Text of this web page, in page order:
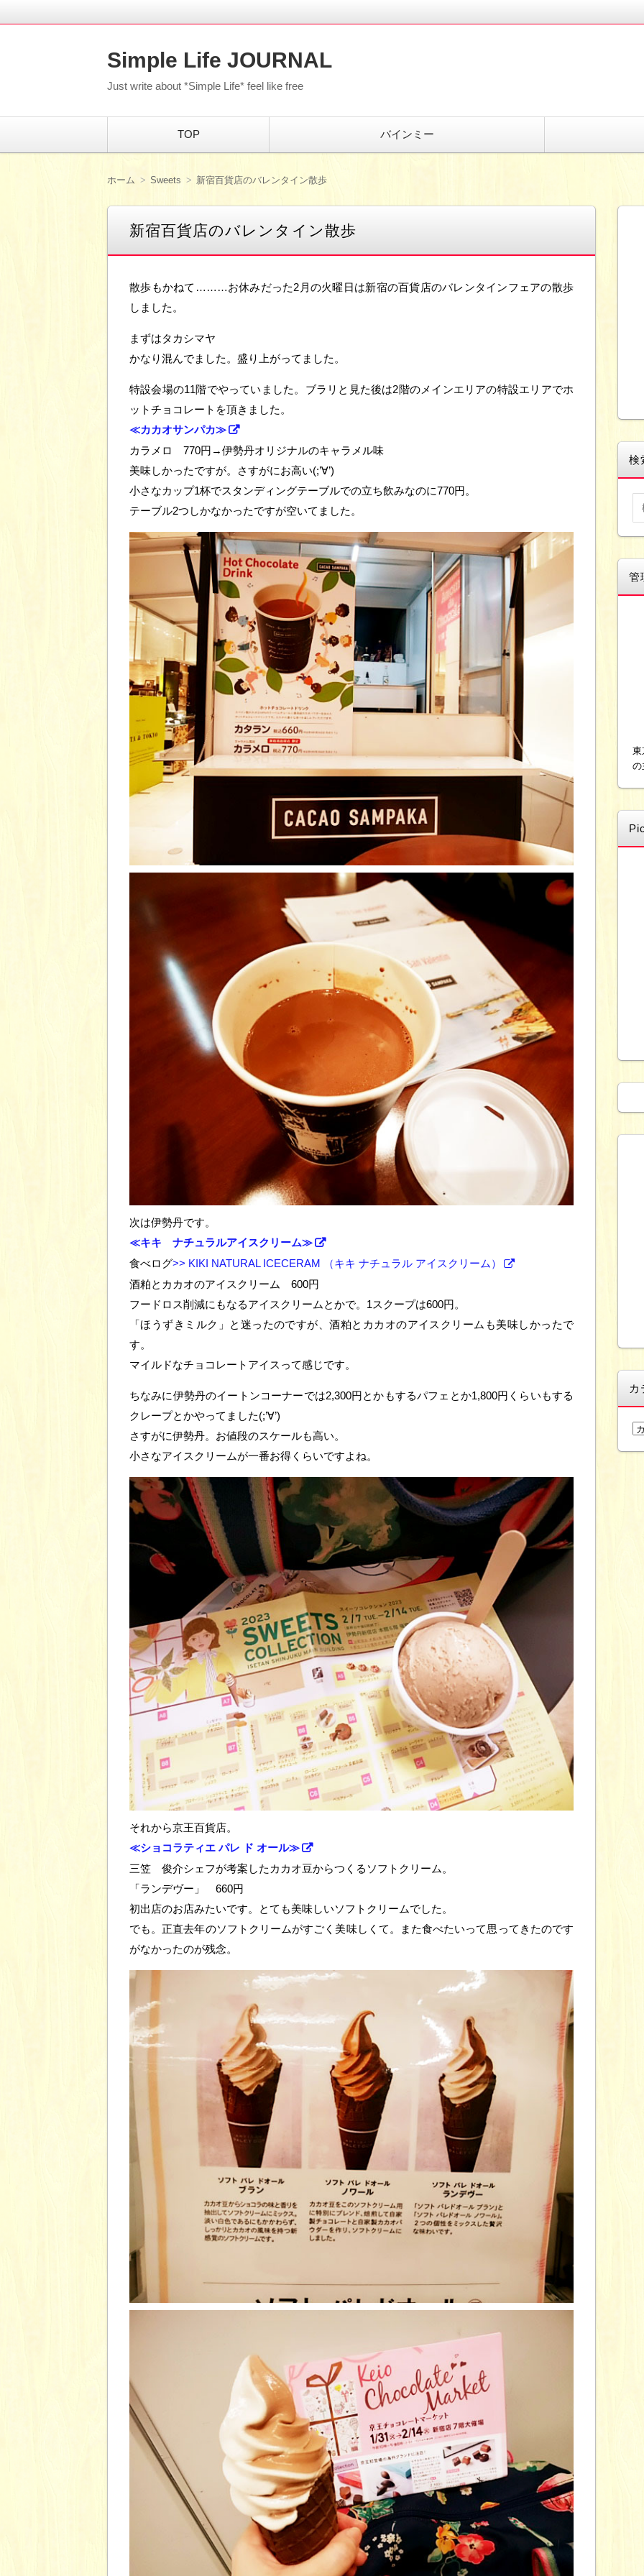
Simple Life JOURNAL
Just write about *Simple Life* feel like free
TOP バインミー
ホーム Sweets 新宿百貨店のバレンタイン散歩
新宿百貨店のバレンタイン散歩
散歩もかねて………お休みだった2月の火曜日は新宿の百貨店のバレンタインフェアの散歩
しました。
まずはタカシマヤ
かなり混んでました。盛り上がってました。
特設会場の11階でやっていました。ブラリと見た後は2階のメインエリアの特設エリアでホ
ットチョコレートを頂きました。
≪カカオサンパカ≫
カラメロ 770円→伊勢丹オリジナルのキャラメル味
美味しかったですが。さすがにお高い(;’∀’)
小さなカップ1杯でスタンディングテーブルでの立ち飲みなのに770円。
テーブル2つしかなかったですが空いてました。
次は伊勢丹です。
≪キキ ナチュラルアイスクリーム≫
食べログ>> KIKI NATURAL ICECERAM （キキ ナチュラル アイスクリーム）
酒粕とカカオのアイスクリーム 600円
フードロス削減にもなるアイスクリームとかで。1スクープは600円。
「ほうずきミルク」と迷ったのですが、酒粕とカカオのアイスクリームも美味しかったで
す。
マイルドなチョコレートアイスって感じです。
ちなみに伊勢丹のイートンコーナーでは2,300円とかもするパフェとか1,800円くらいもする
クレープとかやってました(;’∀’)
さすがに伊勢丹。お値段のスケールも高い。
小さなアイスクリームが一番お得くらいですよね。
それから京王百貨店。
≪ショコラティエ パレ ド オール≫
三笠 俊介シェフが考案したカカオ豆からつくるソフトクリーム。
「ランデヴー」 660円
初出店のお店みたいです。とても美味しいソフトクリームでした。
でも。正直去年のソフトクリームがすごく美味しくて。また食べたいって思ってきたのです
がなかったのが残念。
検
東
の
カ
カ